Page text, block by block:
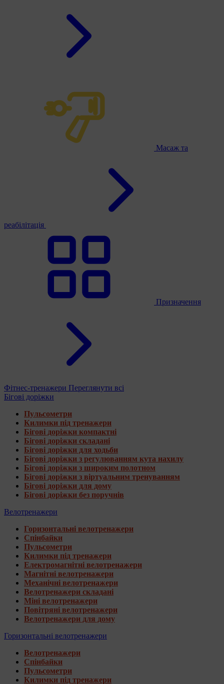
Масаж та
реабілітація
Призначення
Фітнес-тренажери Переглянути всі
Бігові доріжки
Пульсометри
Килимки під тренажери
Бігові доріжки компактні
Бігові доріжки складані
Бігові доріжки для ходьби
Бігові доріжки з регулюванням кута нахилу
Бігові доріжки з широким полотном
Бігові доріжки з віртуальним тренуванням
Бігові доріжки для дому
Бігові доріжки без поручнів
Велотренажери
Горизонтальні велотренажери
Спінбайки
Пульсометри
Килимки під тренажери
Електромагнітні велотренажери
Магнітні велотренажери
Механічні велотренажери
Велотренажери складані
Міні велотренажери
Повітряні велотренажери
Велотренажери для дому
Горизонтальні велотренажери
Велотренажери
Спінбайки
Пульсометри
Килимки під тренажери